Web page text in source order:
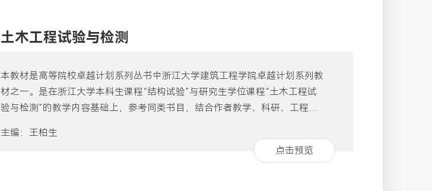
也可作为工程技术人员的参考书。
土木工程试验与检测
本教材是高等院校卓越计划系列丛书中浙江大学建筑工程学院卓越计划系列教
材之一。是在浙江大学本科生课程“结构试验”与研究生学位课程“土木工程试
验与检测”的教学内容基础上，参考同类书目，结合作者教学、科研、工程技
测、既有建筑鉴定的仪器设备、方法、原理，包括：土木工程结构试验的仪器
与设备、荷静试验、模型试验、结构检测技术、动态测试与分析、岩土工程试
主编：王柏生
点击预览